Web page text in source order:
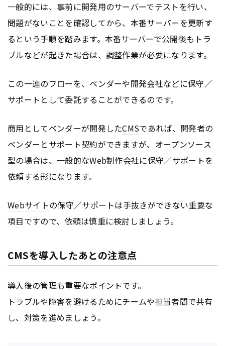
一般的には、事前に開発用のサーバーでテストを行い、
問題がないことを確認してから、本番サーバーを更新す
るという手順を踏みます。本番サーバーで公開後もトラ
ブルなどが起きた場合は、調整作業が必要になります。
この一連のフローを、ベンダーや開発会社などに保守／
サポートとして委託することができるのです。
商用としてベンダーが開発したCMSであれば、開発者の
ベンダーとサポート契約ができますが、オープンソース
型の場合は、一般的なWeb制作会社に保守／サポートを
依頼する形になります。
Webサイトの保守／サポートは手抜きができない重要な
項目ですので、依頼は慎重に検討しましょう。
CMSを導入したあとの注意点
導入後の管理も重要なポイントです。
トラブルや障害を避けるためにチームや担当者間で共有
し、対策を進めましょう。